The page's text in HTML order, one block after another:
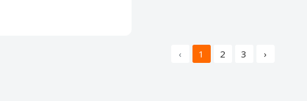
‹ 1 2 3 ›